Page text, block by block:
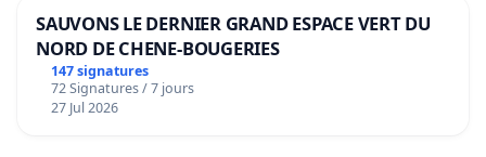
SAUVONS LE DERNIER GRAND ESPACE VERT DU
NORD DE CHENE-BOUGERIES
147 signatures
72 Signatures / 7 jours
27 Jul 2026